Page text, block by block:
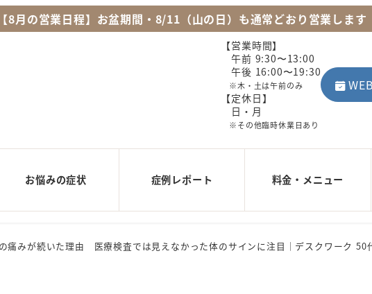
【8月の営業日程】お盆期間・8/11（山の日）も通常どおり営業します
【営業時間】
午前 9:30〜13:00
午後 16:00〜19:30
※木・土は午前のみ
【定休日】
日・月
※その他臨時休業日あり
お悩みの症状 症例レポート 料金・メニュー
痛みが続いた理由 医療検査では見えなかった体のサインに注目｜デスクワーク 50